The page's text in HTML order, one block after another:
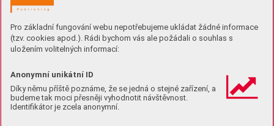
Pro základní fungování webu nepotřebujeme ukládat žádné informace
(tzv. cookies apod.). Rádi bychom vás ale požádali o souhlas s
uložením volitelných informací:
Anonymní unikátní ID
Díky němu příště poznáme, že se jedná o stejné zařízení, a
budeme tak moci přesněji vyhodnotit návštěvnost.
Identifikátor je zcela anonymní.